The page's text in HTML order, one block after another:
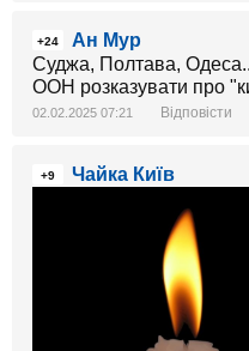
+24
Ан Мур
Суджа, Полтава,
ООН розказувати про
02.02.2025 07:21 Відповісти
+9 Чайка Київ